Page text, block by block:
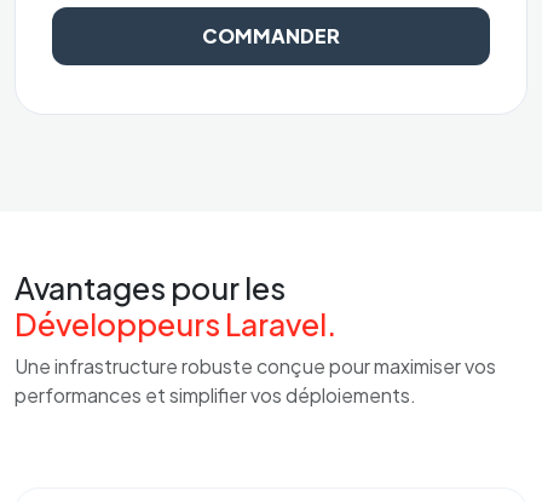
COMMANDER
Avantages pour les
Développeurs Laravel.
Une infrastructure robuste conçue pour maximiser vos
performances et simplifier vos déploiements.